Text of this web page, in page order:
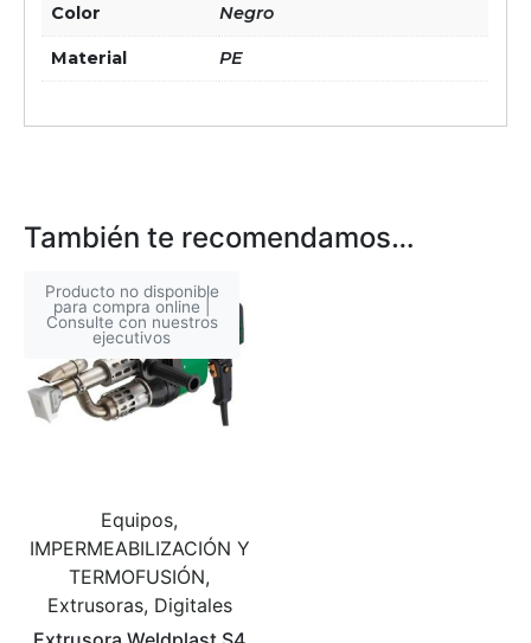
Color Negro
Material PE
También te recomendamos…
Producto no disponible
para compra online |
Consulte con nuestros
ejecutivos
Equipos,
IMPERMEABILIZACIÓN Y
TERMOFUSIÓN,
Extrusoras, Digitales